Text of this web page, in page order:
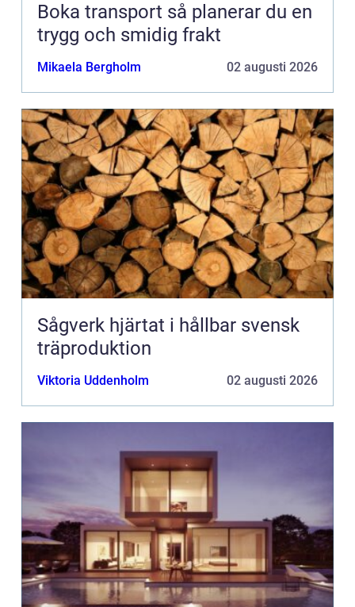
Boka transport så planerar du en
trygg och smidig frakt
Mikaela Bergholm 02 augusti 2026
Sågverk hjärtat i hållbar svensk
träproduktion
Viktoria Uddenholm 02 augusti 2026